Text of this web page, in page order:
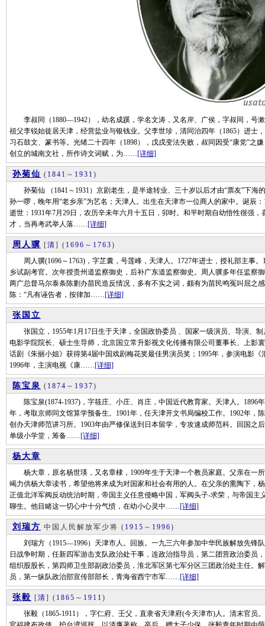
李叔同（1880—1942），幼名成蹊，学名文涛，又名岸、广侯，字叔同，号
祖父李锐始徙居天津，经营盐业与银钱业。父李世珍，清同治四年（1865）进士
习石鼓文、篆书等。光绪二十四年（1898），戊戌变法失败，叔同因受“康党”之
创立的城南文社，所作诗文词赋，为……[详细]
孙菊仙 ( 1841 ～ 1931 )
孙菊仙 （1841～1931）京剧老生，是半途转业、三十岁以后才由“票友”下海
孙一啰，晚年用“老乡亲”为艺名；天津人。出生在天津市一位商人的家中。诞辰
逝世：1931年7月29日，农历辛未年六月十五日，卯时。和平时期自幼悟性很强
才，当再考武举人落……[详细]
周人骥 [清] ( 1696 ～ 1763)
周人骥(1696～1763)，字芷囊，号莲峰，天津人。1727年进士，授礼部主事。
乡试副考官。次年授贵州道监察御史，后补广东道监察御史。周人骥多年任监察
两广总督马尔泰条陈剿办苗民造反情况，多有不实之词，颇有为苗民鸣冤叫屈之
陈：“凡有诬告者，按律加……[详细]
张国立
张国立，1955年1月17日生于天津，全国政协委员 、国家一级演员、导演、
电影学院院长、硕士生导师，北京国立常升影视文化传播有限公司董事长、上影
话剧《朱丽小姐》获得第4届中国戏剧梅花奖最佳男演员奖；1995年，参演电影
1996年，主演电视《康……[详细]
陈宝泉 ( 1874 ～ 1937)
陈宝泉(1874-1937)，字筱庄、小庄、肖庄，中国近代教育家。天津人。1896
年，考取京师同文馆算学预备生。1901年，任天津开文书局编校工作。1902年，
创办天津师范讲习所。1903年由严修保送到日本留学，专攻速成师范科。回国之
单级小学堂，筹备……[详细]
杨大章
杨大章，原名杨世瑛，又名章棣，1909年生于天津一个教员家庭。父亲在一
竭力供杨大章读书，希望他将来成为对国家和社会有用的人。在父亲的熏陶下，
正值北洋军阀反动统治时期，帝国主义任意侵略中国，军阀头子-求荣，与帝国
聊生。他目睹这一切心中十分气愤，在幼小心灵中……[详细]
刘瑞方 中国人民解放军少将 ( 1915 ～ 1996)
刘瑞方（1915—1996）天津市人。回族。一九三六年参加中华民族解放先锋
日战争时期，任新四军游击支队政治处干事，连政治指导员，第二团营政治委员
组织股股长，第四师卫生部副政治委员，淮北军区第七军分区三团政治处主任。
员，第一纵队政治部宣传部部长，青海省西宁市军……[详细]
张毅 [清] ( 1865 ～ 1911 )
张毅（1865-1911），字仁府、壬父，直隶省天津府(今天津市)人。清末官员